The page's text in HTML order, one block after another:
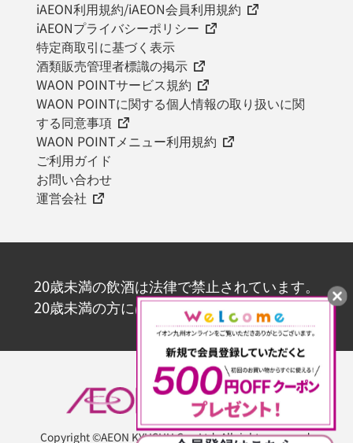
iAEON利用規約/iAEON会員利用規約
iAEONプライバシーポリシー
特定商取引に基づく表示
酒類販売管理者標識の掲示
WAON POINTサービス規約
WAON POINTに関する個人情報の取り扱いに関
する同意事項
WAON POINTメニュー利用規約
ご利用ガイド
お問い合わせ
運営会社
20歳未満の飲酒は法律で禁止されています。
20歳未満の方にはお酒を販売いたしません。
Copyright ©AEON KYUSHU Co., Ltd. All rights reserved.